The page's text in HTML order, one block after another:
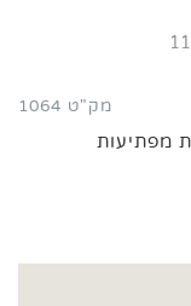
מק"ט 1064
מפתיעות